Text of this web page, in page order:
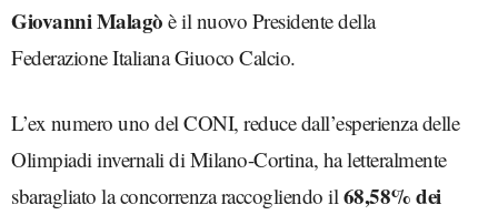
Giovanni Malagò è il nuovo Presidente della
Federazione Italiana Giuoco Calcio.
L’ex numero uno del CONI, reduce dall’esperienza delle
Olimpiadi invernali di Milano-Cortina, ha letteralmente
sbaragliato la concorrenza raccogliendo il 68,58% dei